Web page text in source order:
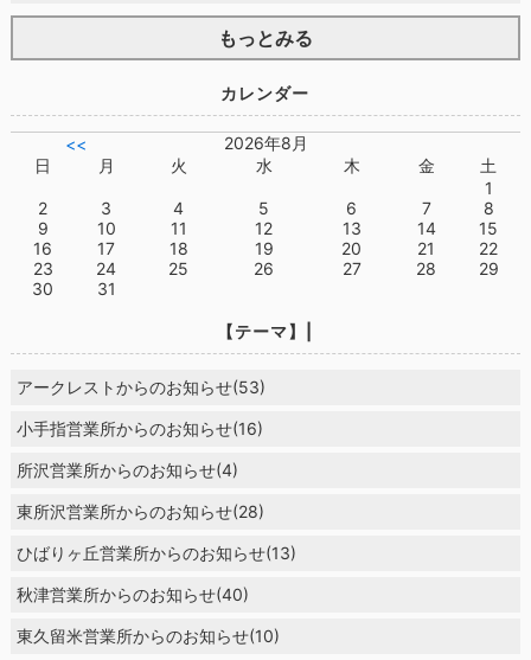
もっとみる
カレンダー
<<
2026年8月
日
月 火 水 木 金
土
1
2
3 4 5 6 7
8
9
10 11 12 13 14
15
16
17 18 19 20 21
22
23
24 25 26 27 28
29
30
31
【テーマ】|
アークレストからのお知らせ(53)
小手指営業所からのお知らせ(16)
所沢営業所からのお知らせ(4)
東所沢営業所からのお知らせ(28)
ひばりヶ丘営業所からのお知らせ(13)
秋津営業所からのお知らせ(40)
東久留米営業所からのお知らせ(10)